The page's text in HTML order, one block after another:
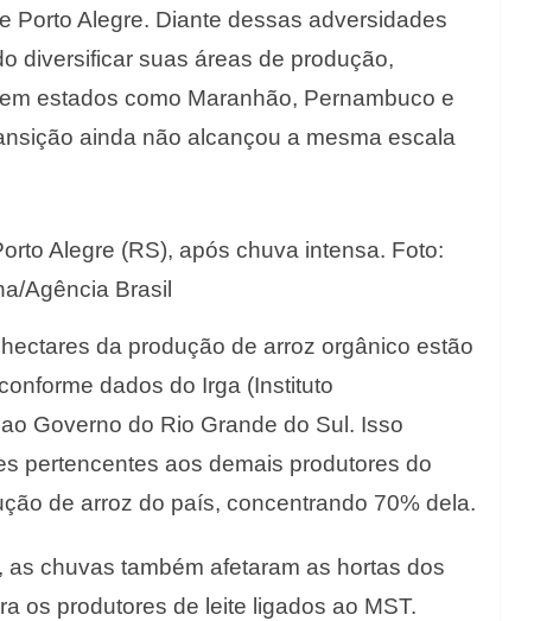
Porto Alegre. Diante dessas adversidades
diversificar suas áreas de produção,
estados como Maranhão, Pernambuco e
ainda não alcançou a mesma escala
Alegre (RS), após chuva intensa. Foto:
Agência Brasil
da produção de arroz orgânico estão
dados do Irga (Instituto
Governo do Rio Grande do Sul. Isso
pertencentes aos demais produtores do
de arroz do país, concentrando 70% dela.
chuvas também afetaram as hortas dos
os produtores de leite ligados ao MST.